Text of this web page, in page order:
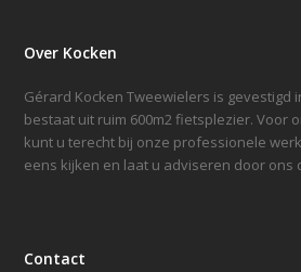
Over Kocken
Gérard Kocken Tweewielers is gevestigd
bestaat uit ruim 600m2 fietsplezier. Voor
kunt u terecht bij onze professionele
eens kijken en laat u adviseren door ons
Contact